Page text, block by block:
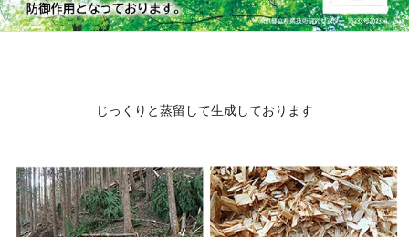
じっくりと蒸留して生成しております